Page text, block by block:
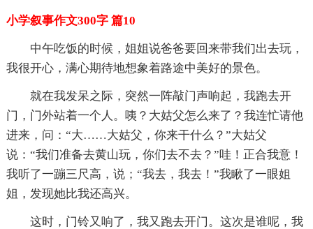
小学叙事作文300字 篇10
中午吃饭的时候，姐姐说爸爸要回来带我们出去玩，
我很开心，满心期待地想象着路途中美好的景色。
就在我发呆之际，突然一阵敲门声响起，我跑去开
门，门外站着一个人。咦？大姑父怎么来了？我连忙请他
进来，问：“大……大姑父，你来干什么？”大姑父
说：“我们准备去黄山玩，你们去不去？”哇！正合我意！
我听了一蹦三尺高，说；“我去，我去！”我瞅了一眼姐
姐，发现她比我还高兴。
这时，门铃又响了，我又跑去开门。这次是谁呢，我